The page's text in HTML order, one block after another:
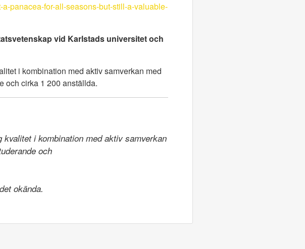
panacea-for-all-seasons-but-still-a-valuable-
vid Karlstads universitet och
i kombination med aktiv samverkan med
och cirka 1 200 anställda.
i kombination med aktiv samverkan
och
okända.